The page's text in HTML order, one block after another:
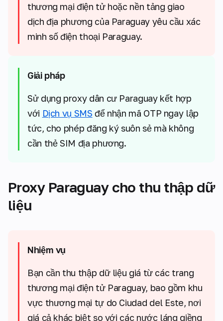
thương mại điện tử hoặc nền tảng giao
dịch địa phương của Paraguay yêu cầu xác
minh số điện thoại Paraguay.
Giải pháp
Sử dụng proxy dân cư Paraguay kết hợp
với Dịch vụ SMS để nhận mã OTP ngay lập
tức, cho phép đăng ký suôn sẻ mà không
cần thẻ SIM địa phương.
Proxy Paraguay cho thu thập dữ
liệu
Nhiệm vụ
Bạn cần thu thập dữ liệu giá từ các trang
thương mại điện tử Paraguay, bao gồm khu
vực thương mại tự do Ciudad del Este, nơi
giá cả khác biệt so với các nước láng giềng